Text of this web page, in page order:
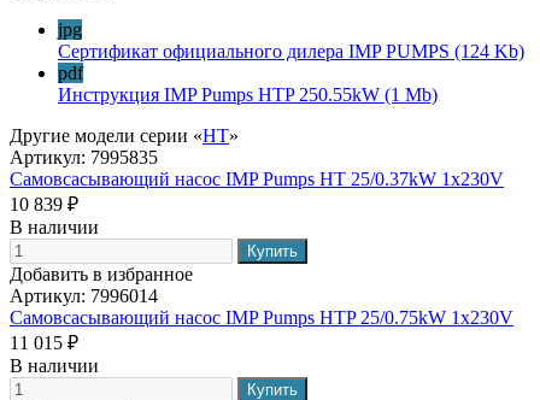
jpg
Сертификат официального дилера IMP PUMPS (124 Kb)
pdf
Инструкция IMP Pumps HTP 250.55kW (1 Mb)
Другие модели серии «HT»
Артикул: 7995835
Самовсасывающий насос IMP Pumps HT 25/0.37kW 1x230V
10 839 ₽
В наличии
Добавить в избранное
Артикул: 7996014
Самовсасывающий насос IMP Pumps HTP 25/0.75kW 1x230V
11 015 ₽
В наличии